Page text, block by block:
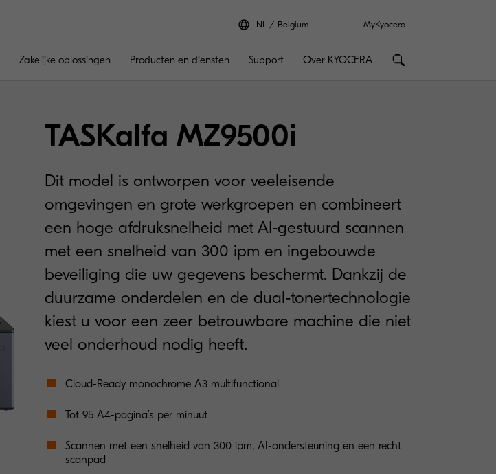
NL Belgium MyKyocera
Zakelijke oplossingen Producten en diensten Support Over KYOCERA
TASKalfa MZ9500i
Dit model is ontworpen voor veeleisende
omgevingen en grote werkgroepen en combineert
een hoge afdruksnelheid met AI-gestuurd scannen
met een snelheid van 300 ipm en ingebouwde
beveiliging die uw gegevens beschermt. Dankzij de
duurzame onderdelen en de dual-tonertechnologie
kiest u voor een zeer betrouwbare machine die niet
veel onderhoud nodig heeft.
Cloud-Ready monochrome A3 multifunctional
Tot 95 A4-pagina’s per minuut
Scannen met een snelheid van 300 ipm, AI-ondersteuning en een recht
scanpad